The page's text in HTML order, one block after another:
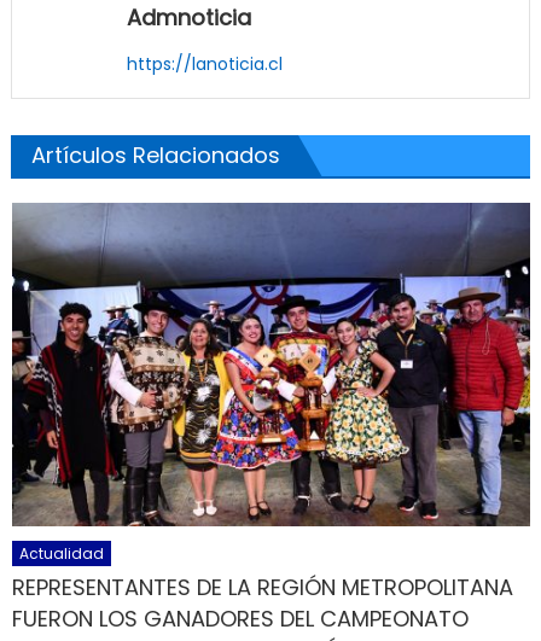
Admnoticia
https://lanoticia.cl
Artículos Relacionados
Actualidad
REPRESENTANTES DE LA REGIÓN METROPOLITANA
FUERON LOS GANADORES DEL CAMPEONATO